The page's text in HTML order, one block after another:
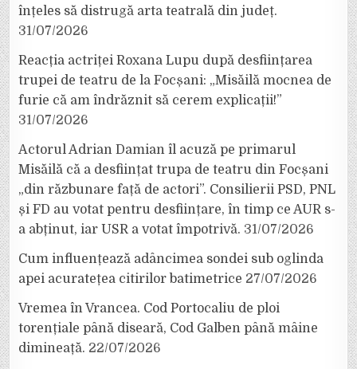
înțeles să distrugă arta teatrală din județ.
31/07/2026
Reacția actriței Roxana Lupu după desființarea
trupei de teatru de la Focșani: „Misăilă mocnea de
furie că am îndrăznit să cerem explicații!”
31/07/2026
Actorul Adrian Damian îl acuză pe primarul
Misăilă că a desființat trupa de teatru din Focșani
„din răzbunare față de actori”. Consilierii PSD, PNL
și FD au votat pentru desființare, în timp ce AUR s-
a abținut, iar USR a votat împotrivă. 31/07/2026
Cum influențează adâncimea sondei sub oglinda
apei acuratețea citirilor batimetrice 27/07/2026
Vremea în Vrancea. Cod Portocaliu de ploi
torențiale până diseară, Cod Galben până mâine
dimineață. 22/07/2026